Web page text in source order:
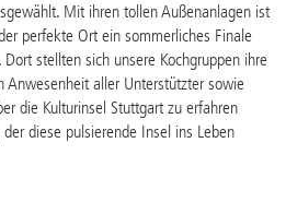
Mit ihren tollen Außenanlagen ist
perfekte Ort ein sommerliches Finale
stellten sich unsere Kochgruppen ihre
Anwesenheit aller Unterstützter sowie
die Kulturinsel Stuttgart zu erfahren
diese pulsierende Insel ins Leben